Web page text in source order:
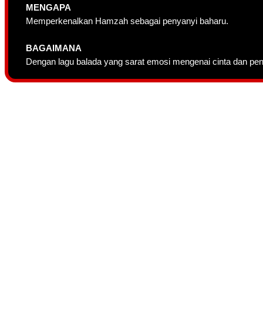
MENGAPA
Memperkenalkan Hamzah sebagai penyanyi baharu.
BAGAIMANA
Dengan lagu balada yang sarat emosi mengenai cinta dan